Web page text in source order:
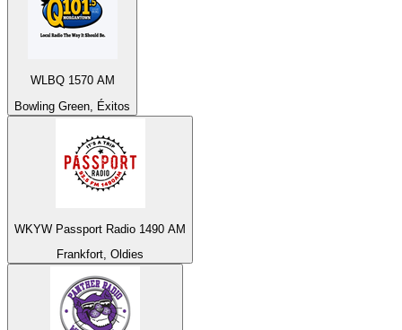
WLBQ 1570 AM
Bowling Green, Éxitos
WKYW Passport Radio 1490 AM
Frankfort, Oldies